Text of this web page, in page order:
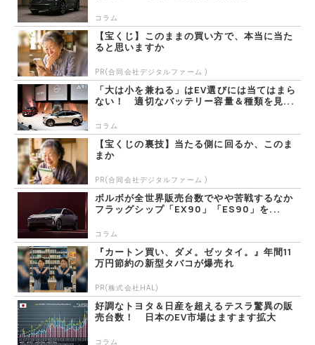
コラム
【宝くじ】このままの買い方で、本当に当た
ると思いますか
PR(合同会社デジタルファーム )
「大は小を兼ねる」はEV選びには当てはまら
ない！ 適切なバッテリー容量＆種類を見...
コラム
【宝くじの裏技】当たる側に回るか、このま
まか
PR(合同会社デジタルファーム )
ボルボが全世界販売台数でやや苦戦するなか
フラッグシップ「EX90」「ES90」を...
コラム
『カートン買い、ダメ。ゼッタイ。』年間11
万円節約の新型タバコが爆売れ
PR(株式会社HAL)
好調なトヨタ＆日産を超えるテスラ驚異の販
売台数！ 日本のEV市場はますます拡大
コラム